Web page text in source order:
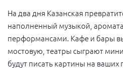
На два дня Казанская
наполненный музыкой,
перформансами. Кафе и бары
мостовую, театры сыграют
будут писать картины на